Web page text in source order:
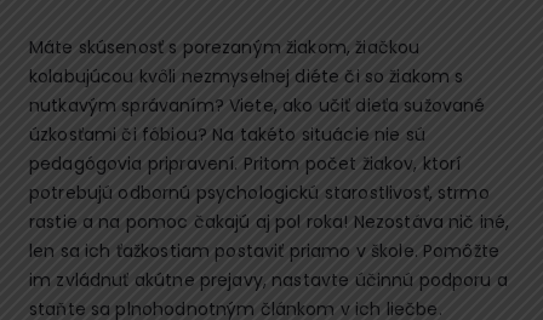
Máte skúsenosť s porezaným žiakom, žiačkou
kolabujúcou kvôli nezmyselnej diéte či so žiakom s
nutkavým správaním? Viete, ako učiť dieťa sužované
úzkosťami či fóbiou? Na takéto situácie nie sú
pedagógovia pripravení. Pritom počet žiakov, ktorí
potrebujú odbornú psychologickú starostlivosť, strmo
rastie a na pomoc čakajú aj pol roka! Nezostáva nič iné,
len sa ich ťažkostiam postaviť priamo v škole. Pomôžte
im zvládnuť akútne prejavy, nastavte účinnú podporu a
staňte sa plnohodnotným článkom v ich liečbe.